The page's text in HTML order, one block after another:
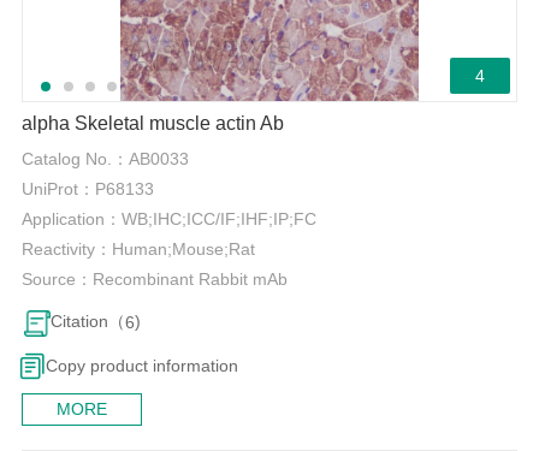
4
alpha Skeletal muscle actin Ab
Catalog No.： AB0033
UniProt： P68133
Application： WB;IHC;ICC/IF;IHF;IP;FC
Reactivity： Human;Mouse;Rat
Source： Recombinant Rabbit mAb
Citation（6)
Copy product information
MORE